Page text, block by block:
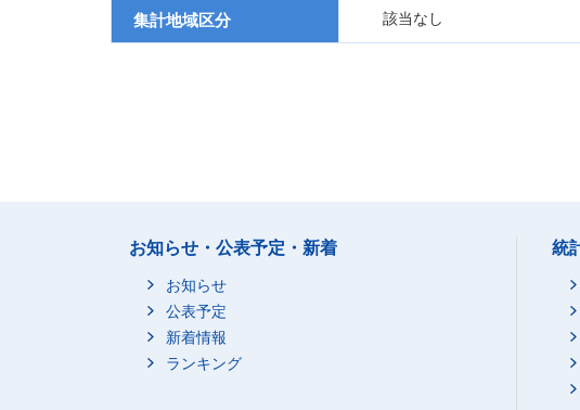
集計地域区分 該当なし
お知らせ・公表予定・新着
お知らせ
公表予定
新着情報
ランキング
統